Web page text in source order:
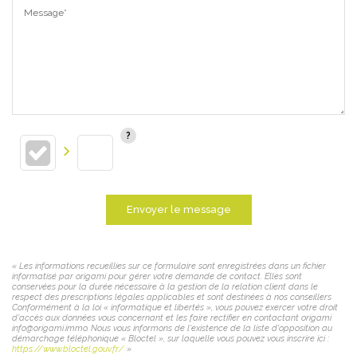
Message*
Envoyer le message
« Les informations recueillies sur ce formulaire sont enregistrées dans un fichier
informatisé par origami pour gérer votre demande de contact. Elles sont
conservées pour la durée nécessaire à la gestion de la relation client dans le
respect des prescriptions légales applicables et sont destinées à nos conseillers
Conformément à la loi « informatique et libertés », vous pouvez exercer votre droit
d'accès aux données vous concernant et les faire rectifier en contactant origami
info@origami.immo. Nous vous informons de l'existence de la liste d'opposition au
démarchage téléphonique « Bloctel », sur laquelle vous pouvez vous inscrire ici :
https://www.bloctel.gouv.fr/ »